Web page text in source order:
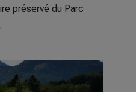
préservé du Parc